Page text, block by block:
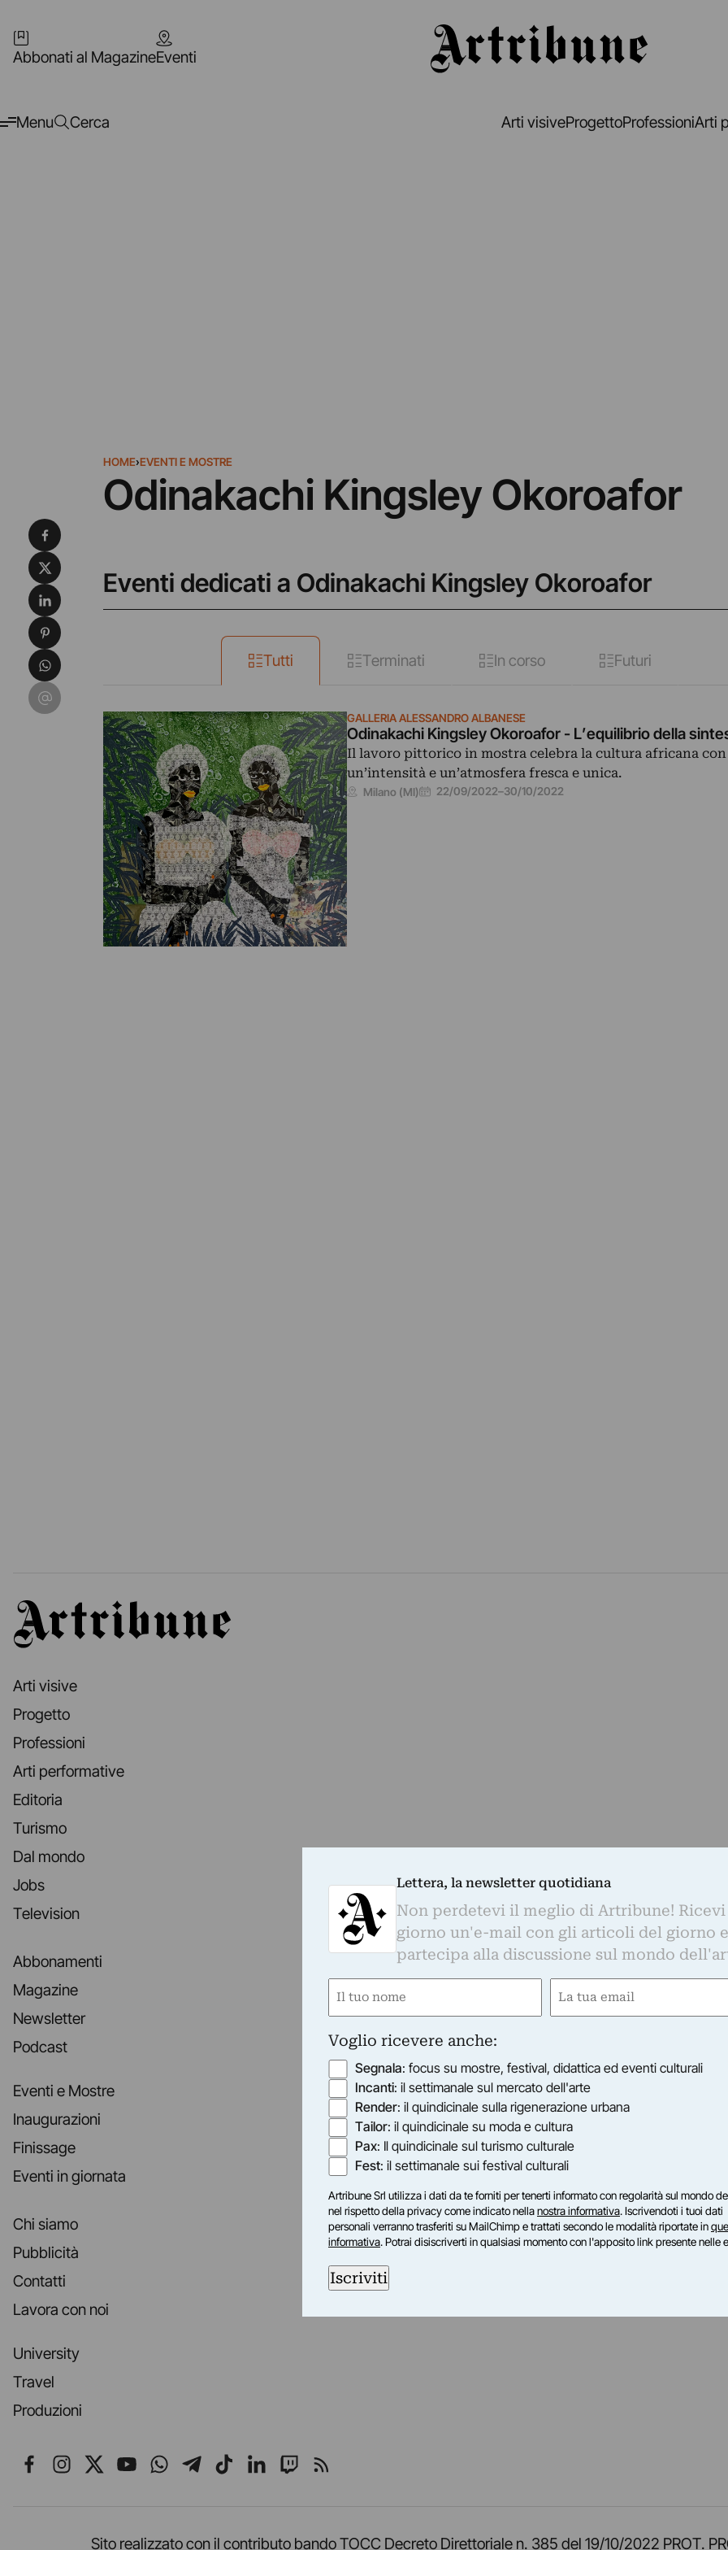
Abbonati al MagazineEventi
Menu Cerca Arti visiveProgettoProfessioniArti
HOME›EVENTI E MOSTRE
Odinakachi Kingsley Okoroafor
Eventi dedicati a Odinakachi Kingsley Okoroafor
Tutti Terminati In corso Futuri
GALLERIA ALESSANDRO ALBANESE
Odinakachi Kingsley Okoroafor - L’equilibrio della
Il lavoro pittorico in mostra celebra la cultura africana con
un’intensità e un’atmosfera fresca e unica.
Milano (MI) 22/09/2022–30/10/2022
Condividi su Facebook
Condividi su X
Condividi su LinkedIn
Condividi su Pinterest
Condividi su WhatsApp
Condividi su Email
Artribune
Arti visive
Progetto
Professioni
Arti performative
Editoria
Turismo
Dal mondo
Jobs
Television
Abbonamenti
Magazine
Newsletter
Podcast
Eventi e Mostre
Inaugurazioni
Finissage
Eventi in giornata
Chi siamo
Pubblicità
Contatti
Lavora con noi
University
Travel
Produzioni
Seguici su Facebook
Seguici su Instagram
Seguici su X
Seguici su YouTube
Seguici su WhatsApp
Seguici su Telegram
Seguici su TikTok
Seguici su LinkedIn
Seguici su Twitch
Seguici su Rss
Sito realizzato con il contributo bando TOCC Decreto Direttoriale n. 385 del 19/10/2022 PROT.
Lettera, la newsletter quotidiana
Non perdetevi il meglio di Artribune!
giorno un'e-mail con gli articoli del giorno
partecipa alla discussione sul mondo
Nome
Email
Voglio ricevere anche:
Segnala: focus su mostre, festival, didattica ed eventi culturali
Incanti: il settimanale sul mercato dell'arte
Render: il quindicinale sulla rigenerazione urbana
Tailor: il quindicinale su moda e cultura
Pax: Il quindicinale sul turismo culturale
Fest: il settimanale sui festival culturali
Artribune Srl utilizza i dati da te forniti per tenerti informato con regolarità sul mondo
nel rispetto della privacy come indicato nellanostra informativa. Iscrivendoti i tuoi dati
personali verranno trasferiti su MailChimp e trattati secondo le modalità riportate in
informativa. Potrai disiscriverti in qualsiasi momento con l'apposito link presente nelle
Iscriviti